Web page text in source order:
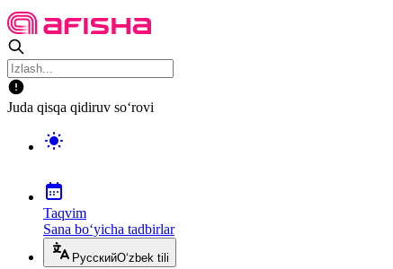
Juda qisqa qidiruv so‘rovi
Taqvim
Sana bo‘yicha tadbirlar
РусскийO‘zbek tili